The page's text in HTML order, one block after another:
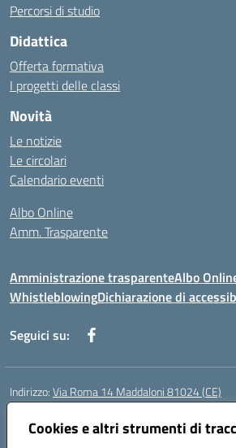
Cookies e altri strumenti di
Percorsi di studio
Didattica
Offerta formativa
I progetti delle classi
Novità
Le notizie
Le circolari
Calendario eventi
Albo Online
Amm. Trasparente
Amministrazione trasparenteAlbo
WhistleblowingDichiarazione di
Seguici su:
Indirizzo:Via Roma 14 Maddaloni 81024 (CE)
Centralino:
Posta elettronica certificata (PEC):